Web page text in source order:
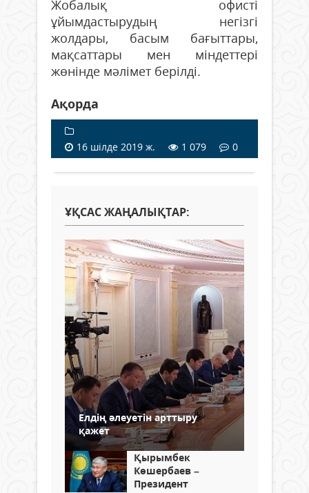
Жобалық офисті
ұйымдастырудың негізгі
жолдары, басым бағыттары,
мақсаттары мен міндеттері
жөнінде мәлімет берілді.
Ақорда
---
16 шілде 2019 ж.
1 079 0
ҰҚСАС ЖАҢАЛЫҚТАР:
Елдің әлеуетін арттыру
қажет
Қырымбек
Көшербаев –
Президент